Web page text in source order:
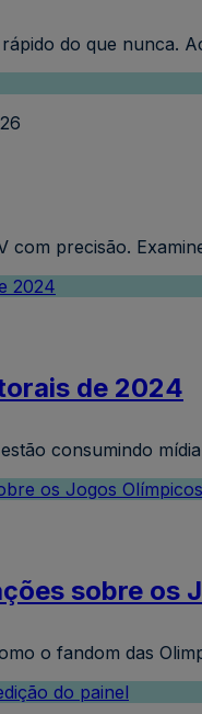
do que nunca.
com precisão.
de 2024
consumindo
sobre os
o fandom das